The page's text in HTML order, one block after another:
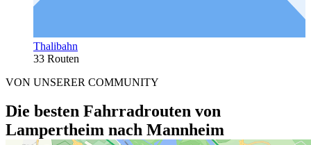
Thalibahn
33 Routen
VON UNSERER COMMUNITY
Die besten Fahrradrouten von
Lampertheim nach Mannheim